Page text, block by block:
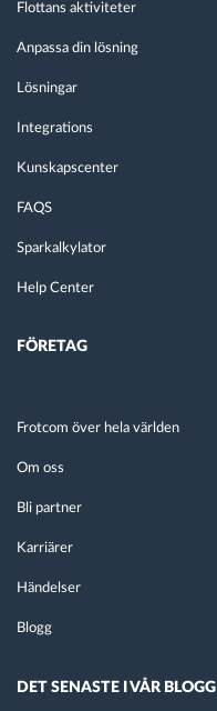
Flottans aktiviteter
Anpassa din lösning
Lösningar
Integrations
Kunskapscenter
FAQS
Sparkalkylator
Help Center
FÖRETAG
Frotcom över hela världen
Om oss
Bli partner
Karriärer
Händelser
Blogg
DET SENASTE I VÅR BLOGG